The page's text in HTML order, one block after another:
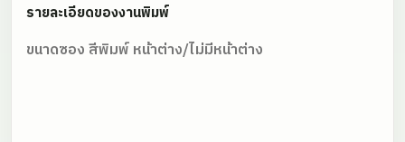
รายละเอียดของงานพิมพ์